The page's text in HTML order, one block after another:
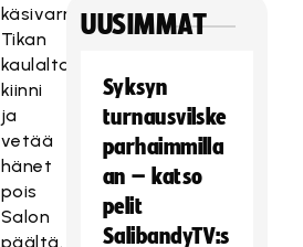
käsivarrellaan
Tikan
kaulalta
kiinni
ja
vetää
hänet
pois
Salon
päältä.
UUSIMMAT
Syksyn
turnausvilske
parhaimmilla
an – katso
pelit
SalibandyTV:s